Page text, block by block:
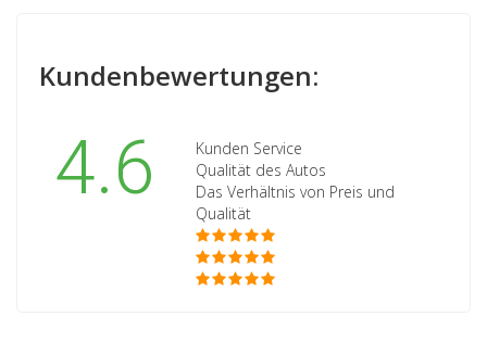
Kundenbewertungen:
4.6
Kunden Service
Qualität des Autos
Das Verhältnis von Preis und
Qualität